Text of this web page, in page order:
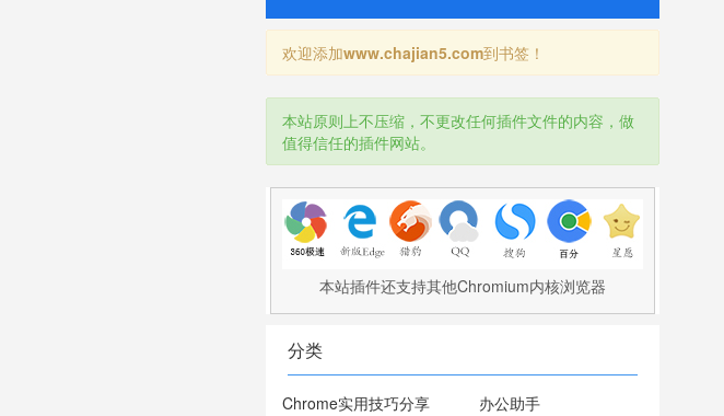
欢迎添加www.chajian5.com到书签！
本站原则上不压缩，不更改任何插件文件的内容，做
值得信任的插件网站。
本站插件还支持其他Chromium内核浏览器
分类
Chrome实用技巧分享
办公助手